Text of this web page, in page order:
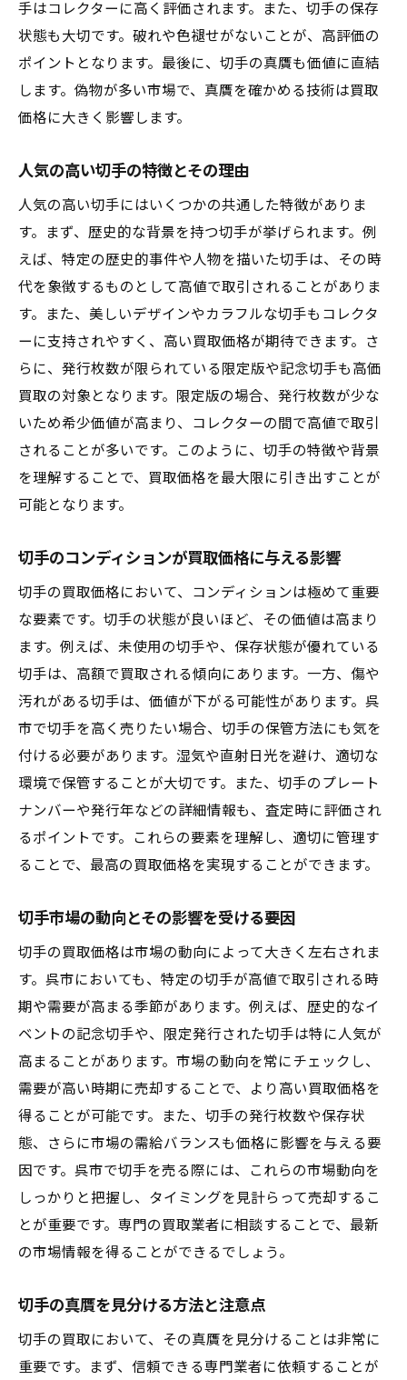
専門家が教える呉市で切手を高く売るための買
取テクニック
買取交渉を成功させるためのポイント
れ方法
オンライン査定と対面査定の使い分け
買取前に知っておくべき切手の評価基準
専門家のアドバイスを活用する方法
呉市で切手買取を依頼する前に知っておきたい
重要なポイント
買取業者の信頼性を確認する方法
高額査定を受けるための準備
偽物のリスクとその対策
買取手続きの流れと注意点
初めての買取依頼者が避けるべきミス
大化する方法
呉市の切手市場を理解するための基本指標
過去の取引データを活用した市場分析
地域特有の需要と供給のバランス
市場分析に基づく買取戦略の立案
市場トレンドに合わせた買取タイミングの
見極め
買取価格を引き上げるための呉市での切手の保
管と手入れ方法
切手の保存環境を整える方法
切手のクリーニングとその注意点
長期保存に適した保管方法
劣化を防ぐための日常的な手入れ
保管状態が買取価格に与える影響
実際の買取事例から学ぶ成功のコツ
買取業者との交渉術
経験者が勧める事前準備の重要性
査定前に必ず確認すべきポイント
高額査定を得るためのタイミング
買取経験者の体験談とアドバイス
信頼性のある買取業者の見分け方
手はコレクターに高く評価されます。また、切手の保存
状態も大切です。破れや色褪せがないことが、高評価の
ポイントとなります。最後に、切手の真贋も価値に直結
します。偽物が多い市場で、真贋を確かめる技術は買取
価格に大きく影響します。
人気の高い切手の特徴とその理由
人気の高い切手にはいくつかの共通した特徴がありま
す。まず、歴史的な背景を持つ切手が挙げられます。例
えば、特定の歴史的事件や人物を描いた切手は、その時
代を象徴するものとして高値で取引されることがありま
す。また、美しいデザインやカラフルな切手もコレクタ
ーに支持されやすく、高い買取価格が期待できます。さ
らに、発行枚数が限られている限定版や記念切手も高価
買取の対象となります。限定版の場合、発行枚数が少な
いため希少価値が高まり、コレクターの間で高値で取引
されることが多いです。このように、切手の特徴や背景
を理解することで、買取価格を最大限に引き出すことが
可能となります。
切手のコンディションが買取価格に与える影響
切手の買取価格において、コンディションは極めて重要
な要素です。切手の状態が良いほど、その価値は高まり
ます。例えば、未使用の切手や、保存状態が優れている
切手は、高額で買取される傾向にあります。一方、傷や
汚れがある切手は、価値が下がる可能性があります。呉
市で切手を高く売りたい場合、切手の保管方法にも気を
付ける必要があります。湿気や直射日光を避け、適切な
環境で保管することが大切です。また、切手のプレート
ナンバーや発行年などの詳細情報も、査定時に評価され
るポイントです。これらの要素を理解し、適切に管理す
ることで、最高の買取価格を実現することができます。
切手市場の動向とその影響を受ける要因
切手の買取価格は市場の動向によって大きく左右されま
す。呉市においても、特定の切手が高値で取引される時
期や需要が高まる季節があります。例えば、歴史的なイ
ベントの記念切手や、限定発行された切手は特に人気が
高まることがあります。市場の動向を常にチェックし、
需要が高い時期に売却することで、より高い買取価格を
得ることが可能です。また、切手の発行枚数や保存状
態、さらに市場の需給バランスも価格に影響を与える要
因です。呉市で切手を売る際には、これらの市場動向を
しっかりと把握し、タイミングを見計らって売却するこ
とが重要です。専門の買取業者に相談することで、最新
の市場情報を得ることができるでしょう。
切手の真贋を見分ける方法と注意点
切手の買取において、その真贋を見分けることは非常に
重要です。まず、信頼できる専門業者に依頼することが